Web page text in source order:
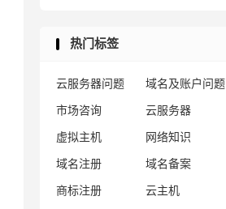
热门标签
云服务器问题 域名及账户问题
市场咨询
云服务器
虚拟主机
网络知识
域名注册
域名备案
商标注册
云主机